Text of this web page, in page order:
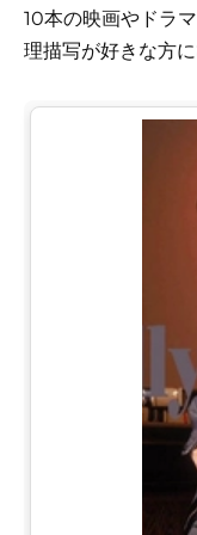
10本の映画やドラ
理描写が好きな方